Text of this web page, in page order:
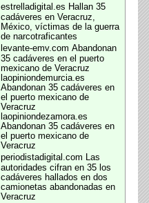
estrelladigital.es Hallan 35
cadáveres en Veracruz,
México, víctimas de la guerra
de narcotraficantes
levante-emv.com Abandonan
35 cadáveres en el puerto
mexicano de Veracruz
laopiniondemurcia.es
Abandonan 35 cadáveres en
el puerto mexicano de
Veracruz
laopiniondezamora.es
Abandonan 35 cadáveres en
el puerto mexicano de
Veracruz
periodistadigital.com Las
autoridades cifran en 35 los
cadáveres hallados en dos
camionetas abandonadas en
Veracruz